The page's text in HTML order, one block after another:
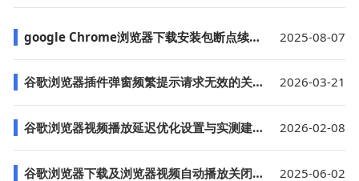
google Chrome浏览器下载安装包断点续传及恢复操作 2025-08-07
谷歌浏览器插件弹窗频繁提示请求无效的关闭设置 2026-03-21
谷歌浏览器视频播放延迟优化设置与实测建议2025版 2026-02-08
谷歌浏览器下载及浏览器视频自动播放关闭教程 2025-06-02